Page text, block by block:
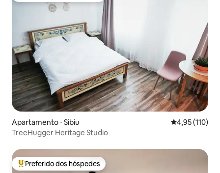
Apartamento ⋅ Sibiu 4,95 de uma
4,95 (110)
TreeHugger Heritage Studio
Entre os melhores preferidos dos hóspedes
Preferido dos hóspedes